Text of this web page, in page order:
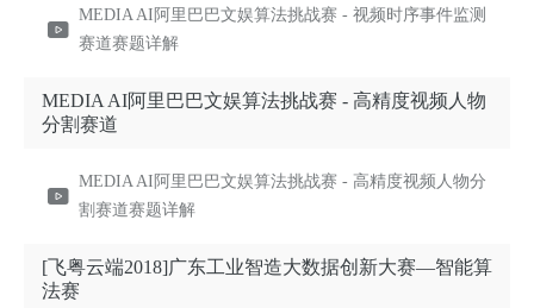
MEDIA AI阿里巴巴文娱算法挑战赛 - 视频时序事件监测
赛道赛题详解
MEDIA AI阿里巴巴文娱算法挑战赛 - 高精度视频人物
分割赛道
MEDIA AI阿里巴巴文娱算法挑战赛 - 高精度视频人物分
割赛道赛题详解
[飞粤云端2018]广东工业智造大数据创新大赛—智能算
法赛